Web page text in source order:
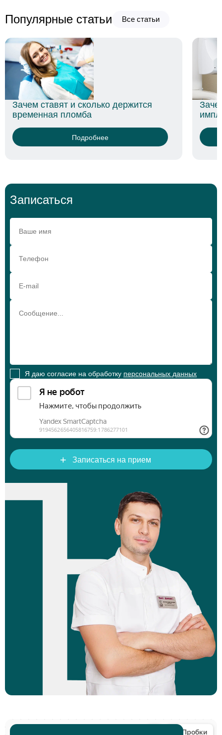
Популярные статьи Все статьи
Зачем ставят и сколько держится
временная пломба
Подробнее
Записаться
Я даю согласие на обработку персональных данных
+ Записаться на прием